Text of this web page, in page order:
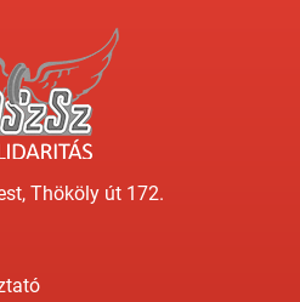
Thököly út 172.